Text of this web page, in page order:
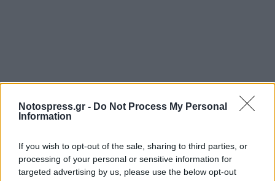
Notospress.gr - Do Not Process My Personal
Information
If you wish to opt-out of the sale, sharing to third parties, or
processing of your personal or sensitive information for
targeted advertising by us, please use the below opt-out